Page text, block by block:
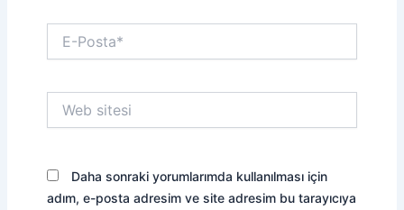
Posta*
sitesi
Daha sonraki yorumlarımda kullanılması için
adım, e-posta adresim ve site adresim bu tarayıcıya